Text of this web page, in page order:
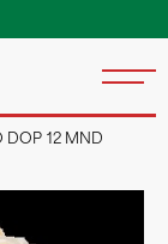
DOP 12 MND